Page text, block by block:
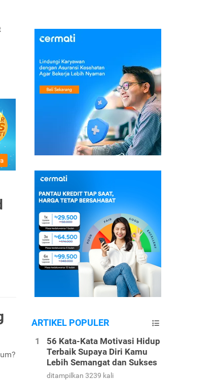
ARTIKEL POPULER
56 Kata-Kata Motivasi Hidup
Terbaik Supaya Diri Kamu
Lebih Semangat dan Sukses
ditampilkan 3239 kali